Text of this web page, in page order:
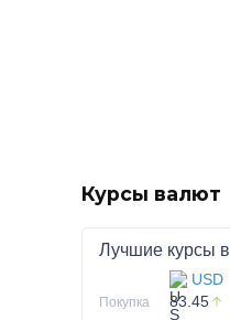
Курсы валют
Лучшие курсы в
USD
Покупка 83.45